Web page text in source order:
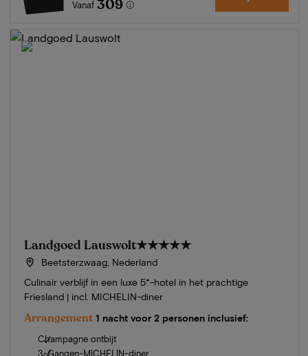
Vanaf 309
Landgoed Lauswolt★★★★★
Beetsterzwaag, Nederland
Culinair verblijf in een luxe 5*-hotel in het prachtige
Friesland | incl. MICHELIN-diner
Arrangement 1 nacht voor 2 personen inclusief:
Champagne ontbijt
3-Gangen-MICHELIN-diner